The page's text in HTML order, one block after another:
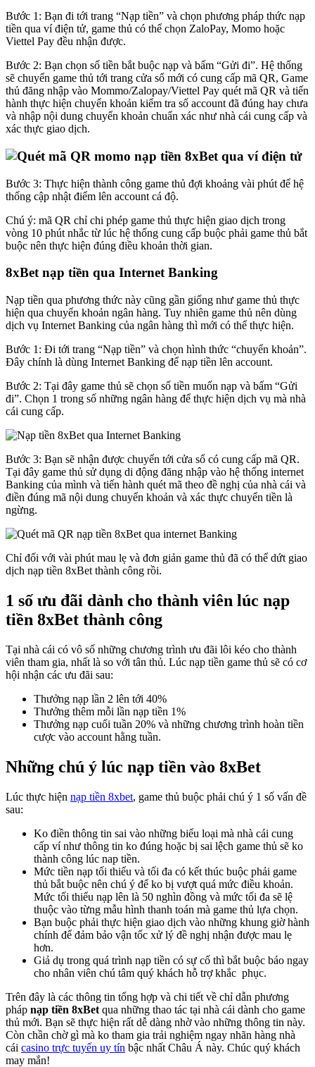
Bước 1: Bạn đi tới trang “Nạp tiền” và chọn phương pháp thức nạp
tiền qua ví điện tử, game thủ có thể chọn ZaloPay, Momo hoặc
Viettel Pay đều nhận được.
Bước 2: Bạn chọn số tiền bắt buộc nạp và bấm “Gửi đi”. Hệ thống
sẽ chuyển game thủ tới trang cửa sổ mới có cung cấp mã QR, Game
thủ đăng nhập vào Mommo/Zalopay/Viettel Pay quét mã QR và tiến
hành thực hiện chuyển khoản kiểm tra số account đã đúng hay chưa
và nhập nội dung chuyển khoản chuẩn xác như nhà cái cung cấp và
xác thực giao dịch.
Bước 3: Thực hiện thành công game thủ đợi khoảng vài phút để hệ
thống cập nhật điểm lên account cá độ.
Chú ý: mã QR chỉ chi phép game thủ thực hiện giao dịch trong
vòng 10 phút nhắc từ lúc hệ thống cung cấp buộc phải game thủ bắt
buộc nên thực hiện đúng điều khoản thời gian.
8xBet nạp tiền qua Internet Banking
Nạp tiền qua phương thức này cũng gần giống như game thủ thực
hiện qua chuyển khoản ngân hàng. Tuy nhiên game thủ nên dùng
dịch vụ Internet Banking của ngân hàng thì mới có thể thực hiện.
Bước 1: Đi tới trang “Nạp tiền” và chọn hình thức “chuyển khoản”.
Đây chính là dùng Internet Banking để nạp tiền lên account.
Bước 2: Tại đây game thủ sẽ chọn số tiền muốn nạp và bấm “Gửi
đi”. Chọn 1 trong số những ngân hàng để thực hiện dịch vụ mà nhà
cái cung cấp.
Bước 3: Bạn sẽ nhận được chuyển tới cửa sổ có cung cấp mã QR.
Tại đây game thủ sử dụng di động đăng nhập vào hệ thống internet
Banking của mình và tiến hành quét mã theo đề nghị của nhà cái và
điền đúng mã nội dung chuyển khoản và xác thực chuyển tiền là
ngừng.
Chỉ đối với vài phút mau lẹ và đơn giản game thủ đã có thể dứt giao
dịch nạp tiền 8xBet thành công rồi.
1 số ưu đãi dành cho thành viên lúc nạp
tiền 8xBet thành công
Tại nhà cái có vô số những chương trình ưu đãi lôi kéo cho thành
viên tham gia, nhất là so với tân thủ. Lúc nạp tiền game thủ sẽ có cơ
hội nhận các ưu đãi sau:
Thưởng nạp lần 2 lên tới 40%
Thưởng thêm mỗi lần nạp tiền 1%
Thưởng nạp cuối tuần 20% và những chương trình hoàn tiền
cược vào account hằng tuần.
Những chú ý lúc nạp tiền vào 8xBet
Lúc thực hiện nạp tiền 8xbet, game thủ buộc phải chú ý 1 số vấn đề
sau:
Ko điền thông tin sai vào những biểu loại mà nhà cái cung
cấp ví như thông tin ko đúng hoặc bị sai lệch game thủ sẽ ko
thành công lúc nap tiền.
Mức tiền nạp tối thiểu và tối đa có kết thúc buộc phải game
thủ bắt buộc nên chú ý để ko bị vượt quá mức điều khoản.
Mức tối thiểu nạp lên là 50 nghìn đồng và mức tối đa sẽ lệ
thuộc vào từng mẫu hình thanh toán mà game thủ lựa chọn.
Bạn buộc phải thực hiện giao dịch vào những khung giờ hành
chính để đảm bảo vận tốc xử lý đề nghị nhận được mau lẹ
hơn.
Giả dụ trong quá trình nạp tiền có sự cố thì bắt buộc báo ngay
cho nhân viên chú tâm quý khách hỗ trợ khắc phục.
Trên đây là các thông tin tổng hợp và chi tiết về chỉ dẫn phương
pháp nạp tiền 8xBet qua những thao tác tại nhà cái dành cho game
thủ mới. Bạn sẽ thực hiện rất dễ dàng nhờ vào những thông tin này.
Còn chần chờ gì mà ko tham gia trải nghiệm ngay nhãn hàng nhà
cái casino trực tuyến uy tín bậc nhất Châu Á này. Chúc quý khách
may mắn!